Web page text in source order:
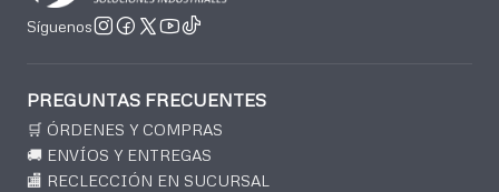
Síguenos
PREGUNTAS FRECUENTES
🛒 ÓRDENES Y COMPRAS
🚚 ENVÍOS Y ENTREGAS
🏬 RECLECCIÓN EN SUCURSAL